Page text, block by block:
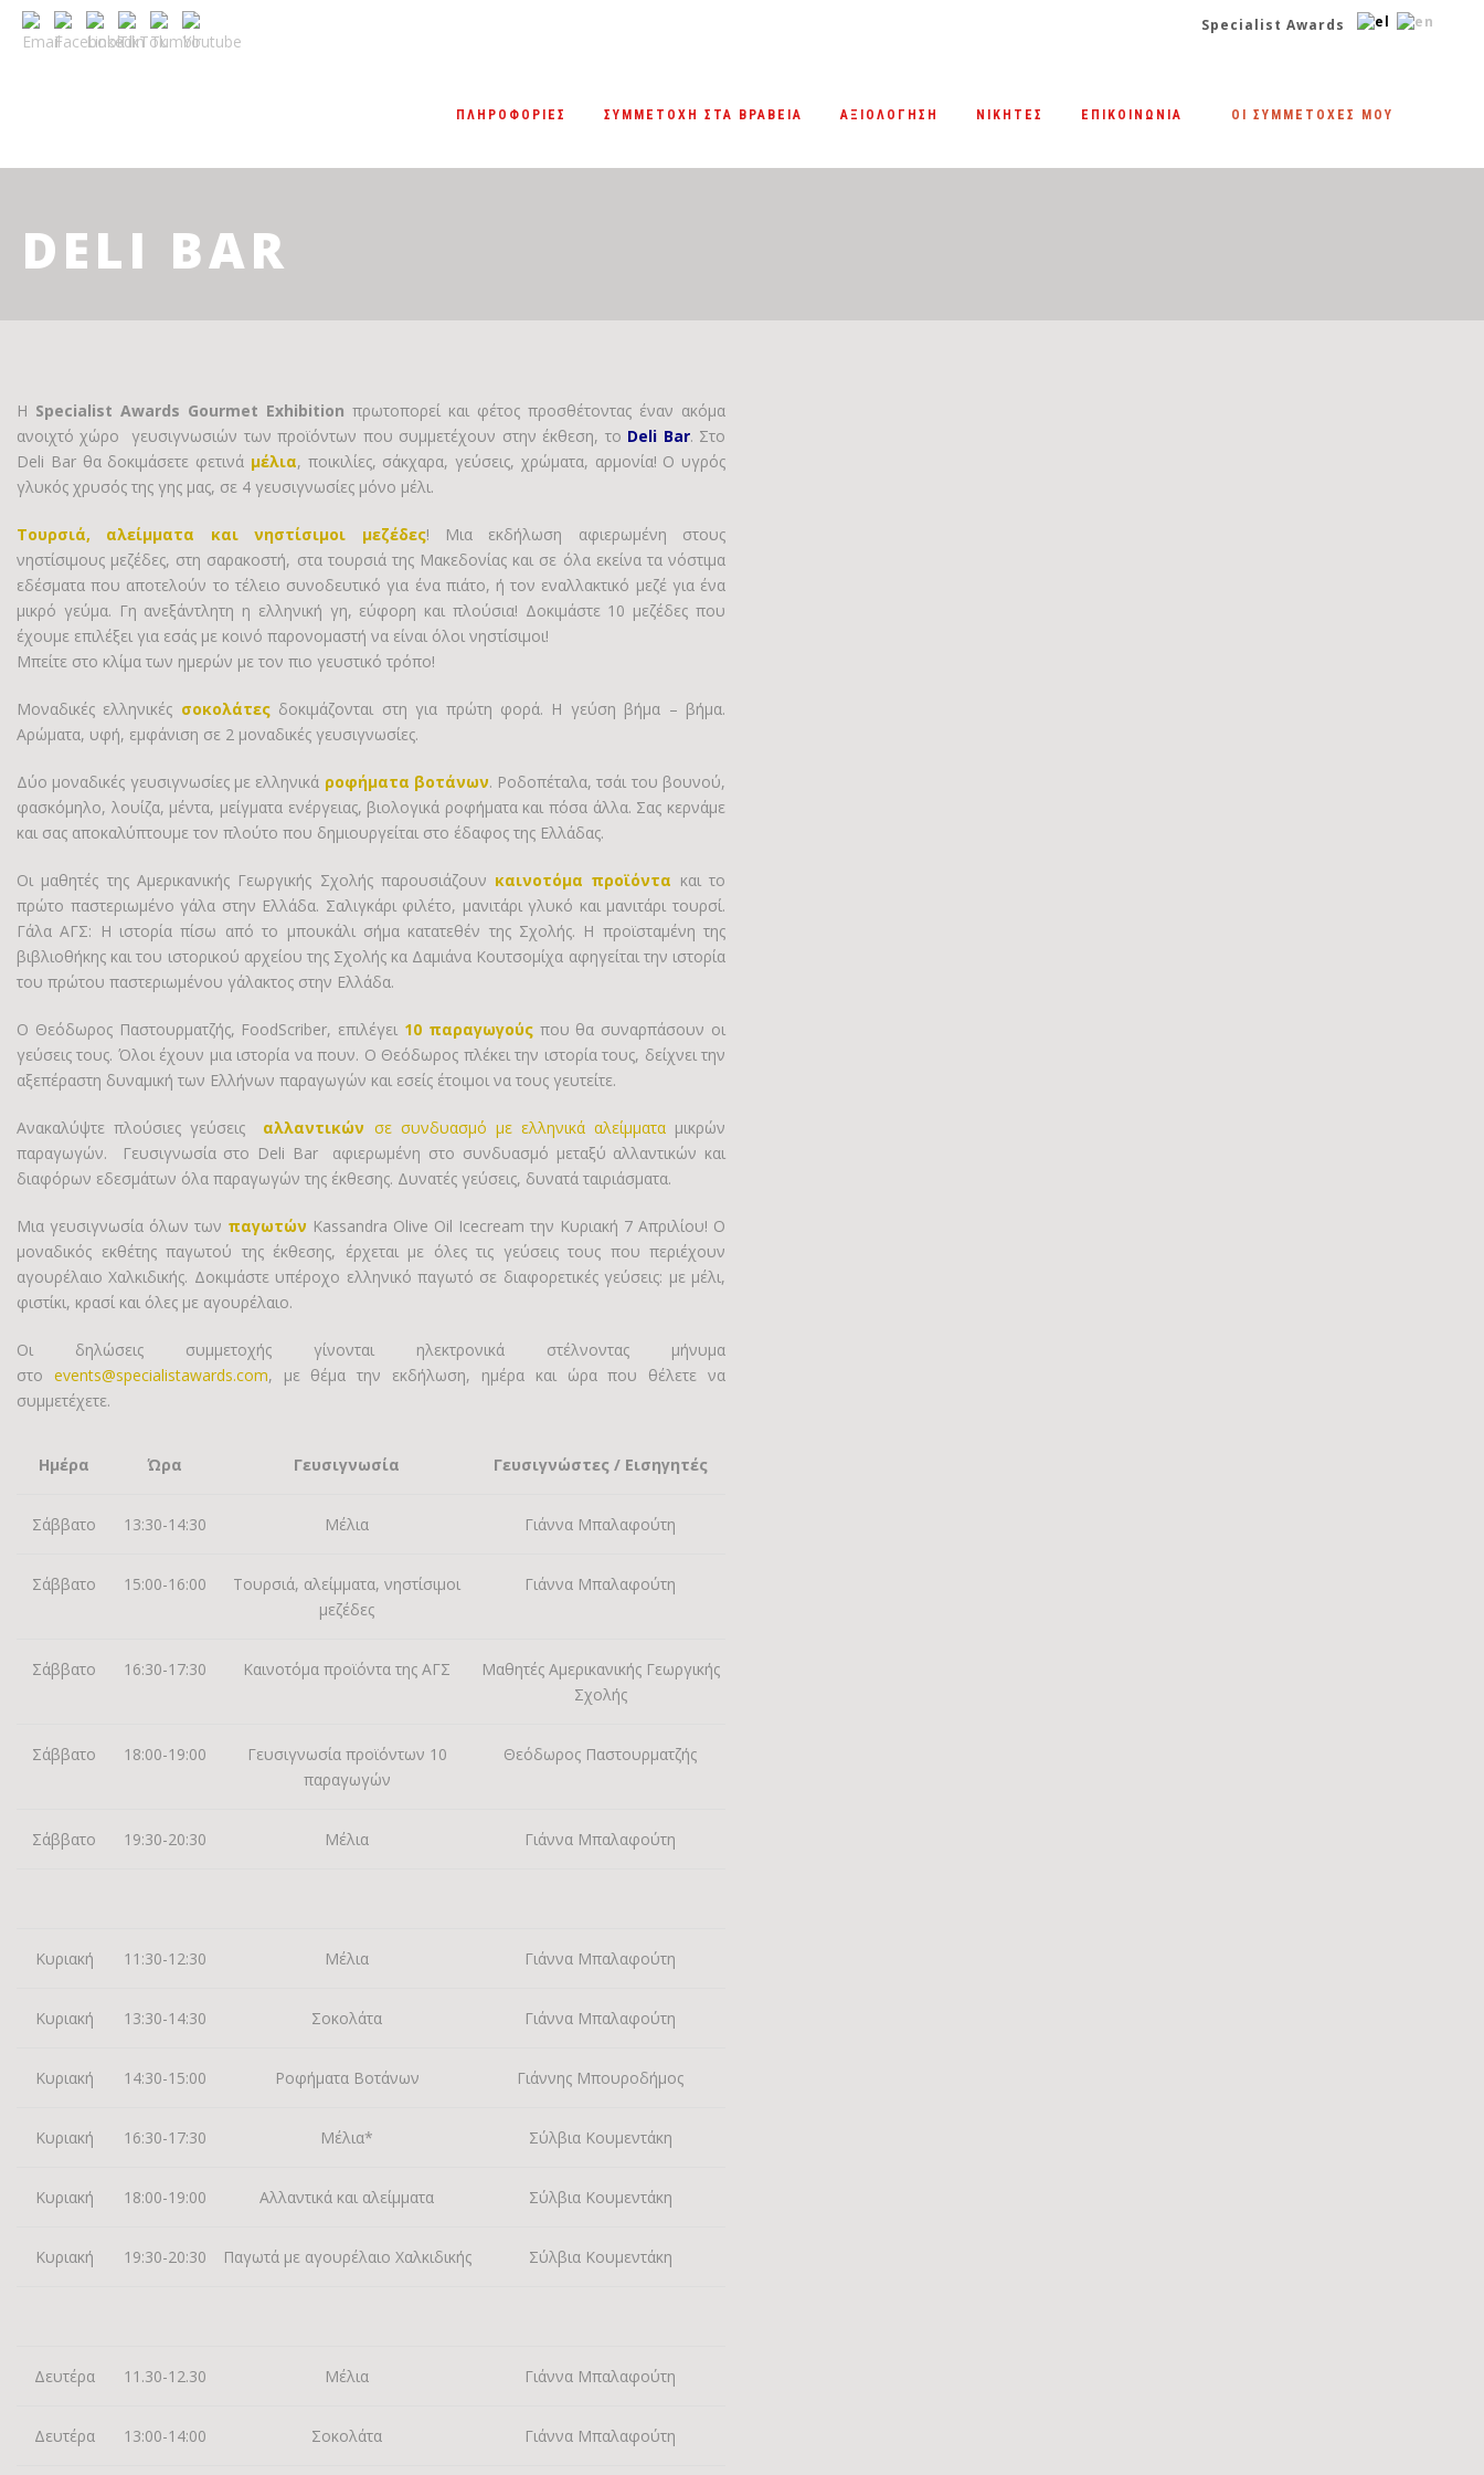
Specialist Awards
ΠΛΗΡΟΦΟΡΙΕΣ ΣΥΜΜΕΤΟΧΗ ΣΤΑ ΒΡΑΒΕΙΑ ΑΞΙΟΛΟΓΗΣΗ ΝΙΚΗΤΕΣ ΕΠΙΚΟΙΝΩΝΙΑ ΟΙ ΣΥΜΜΕΤΟΧΈΣ ΜΟΥ
DELI BAR
Η Specialist Awards Gourmet Exhibition πρωτοπορεί και φέτος προσθέτοντας έναν ακόμα
ανοιχτό χώρο γευσιγνωσιών των προϊόντων που συμμετέχουν στην έκθεση, το Deli Bar. Στο
Deli Bar θα δοκιμάσετε φετινά μέλια, ποικιλίες, σάκχαρα, γεύσεις, χρώματα, αρμονία! Ο υγρός
γλυκός χρυσός της γης μας, σε 4 γευσιγνωσίες μόνο μέλι.
Τουρσιά, αλείμματα και νηστίσιμοι μεζέδες! Μια εκδήλωση αφιερωμένη στους
νηστίσιμους μεζέδες, στη σαρακοστή, στα τουρσιά της Μακεδονίας και σε όλα εκείνα τα νόστιμα
εδέσματα που αποτελούν το τέλειο συνοδευτικό για ένα πιάτο, ή τον εναλλακτικό μεζέ για ένα
μικρό γεύμα. Γη ανεξάντλητη η ελληνική γη, εύφορη και πλούσια! Δοκιμάστε 10 μεζέδες που
έχουμε επιλέξει για εσάς με κοινό παρονομαστή να είναι όλοι νηστίσιμοι!
Μπείτε στο κλίμα των ημερών με τον πιο γευστικό τρόπο!
Μοναδικές ελληνικές σοκολάτες δοκιμάζονται στη για πρώτη φορά. Η γεύση βήμα – βήμα.
Αρώματα, υφή, εμφάνιση σε 2 μοναδικές γευσιγνωσίες.
Δύο μοναδικές γευσιγνωσίες με ελληνικά ροφήματα βοτάνων. Ροδοπέταλα, τσάι του βουνού,
φασκόμηλο, λουίζα, μέντα, μείγματα ενέργειας, βιολογικά ροφήματα και πόσα άλλα. Σας κερνάμε
και σας αποκαλύπτουμε τον πλούτο που δημιουργείται στο έδαφος της Ελλάδας.
Οι μαθητές της Αμερικανικής Γεωργικής Σχολής παρουσιάζουν καινοτόμα προϊόντα και το
πρώτο παστεριωμένο γάλα στην Ελλάδα. Σαλιγκάρι φιλέτο, μανιτάρι γλυκό και μανιτάρι τουρσί.
Γάλα ΑΓΣ: Η ιστορία πίσω από το μπουκάλι σήμα κατατεθέν της Σχολής. Η προϊσταμένη της
βιβλιοθήκης και του ιστορικού αρχείου της Σχολής κα Δαμιάνα Κουτσομίχα αφηγείται την ιστορία
του πρώτου παστεριωμένου γάλακτος στην Ελλάδα.
O Θεόδωρος Παστουρματζής, FoodScriber, επιλέγει 10 παραγωγούςπου θα συναρπάσουν οι
γεύσεις τους. Όλοι έχουν μια ιστορία να πουν. Ο Θεόδωρος πλέκει την ιστορία τους, δείχνει την
αξεπέραστη δυναμική των Ελλήνων παραγωγών και εσείς έτοιμοι να τους γευτείτε.
Ανακαλύψτε πλούσιες γεύσεις αλλαντικών σε συνδυασμό με ελληνικά αλείμματαμικρών
παραγωγών. Γευσιγνωσία στο Deli Bar αφιερωμένη στο συνδυασμό μεταξύ αλλαντικών και
διαφόρων εδεσμάτων όλα παραγωγών της έκθεσης. Δυνατές γεύσεις, δυνατά ταιριάσματα.
Μια γευσιγνωσία όλων των παγωτών Kassandra Olive Oil Icecream την Κυριακή 7 Απριλίου! Ο
μοναδικός εκθέτης παγωτού της έκθεσης, έρχεται με όλες τις γεύσεις τους που περιέχουν
αγουρέλαιο Χαλκιδικής. Δοκιμάστε υπέροχο ελληνικό παγωτό σε διαφορετικές γεύσεις: με μέλι,
φιστίκι, κρασί και όλες με αγουρέλαιο.
Οι δηλώσεις συμμετοχής γίνονται ηλεκτρονικά στέλνοντας μήνυμα
στο events@specialistawards.com, με θέμα την εκδήλωση, ημέρα και ώρα που θέλετε να
συμμετέχετε.
Ημέρα Ώρα Γευσιγνωσία Γευσιγνώστες / Εισηγητές
Σάββατο 13:30-14:30 Μέλια Γιάννα Μπαλαφούτη
Σάββατο 15:00-16:00
Τουρσιά, αλείμματα, νηστίσιμοι
μεζέδες
Γιάννα Μπαλαφούτη
Σάββατο 16:30-17:30 Καινοτόμα προϊόντα της ΑΓΣ
Μαθητές Αμερικανικής Γεωργικής
Σχολής
Σάββατο 18:00-19:00
Γευσιγνωσία προϊόντων 10
παραγωγών
Θεόδωρος Παστουρματζής
Σάββατο 19:30-20:30 Μέλια Γιάννα Μπαλαφούτη
Κυριακή 11:30-12:30 Μέλια Γιάννα Μπαλαφούτη
Κυριακή 13:30-14:30 Σοκολάτα Γιάννα Μπαλαφούτη
Κυριακή 14:30-15:00 Ροφήματα Βοτάνων Γιάννης Μπουροδήμος
Κυριακή 16:30-17:30 Μέλια* Σύλβια Κουμεντάκη
Κυριακή 18:00-19:00 Αλλαντικά και αλείμματα Σύλβια Κουμεντάκη
Κυριακή 19:30-20:30 Παγωτά με αγουρέλαιο Χαλκιδικής Σύλβια Κουμεντάκη
Δευτέρα 11.30-12.30 Μέλια Γιάννα Μπαλαφούτη
Δευτέρα 13:00-14:00 Σοκολάτα Γιάννα Μπαλαφούτη